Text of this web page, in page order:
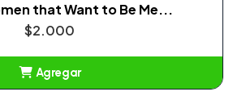
that Want to Be Me...
$2.000
Agregar